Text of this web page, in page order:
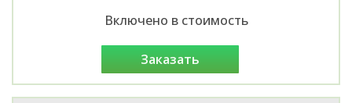
Включено в стоимость
заказать